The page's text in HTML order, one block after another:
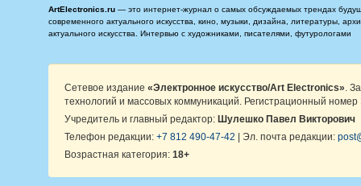
ArtElectronics.ru — это интернет-журнал о самых обсуждаемых трендах
современного актуального искусства, кино, музыки, дизайна, литературы,
актуального искусства. Интервью с художниками, писателями, футурологами
Сетевое издание «Электронное искусство/Art Electronics» .
технологий и массовых коммуникаций. Регистрационный
Учредитель и главный редактор: Шулешко Павел Викторович
Телефон редакции: +7 812 490-47-42 | Эл. почта редакции:
Возрастная категория: 18+